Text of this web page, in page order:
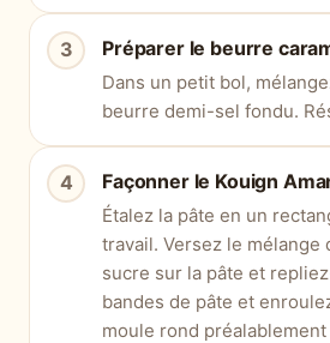
Préparer le beurre
Dans un petit bol,
beurre demi-sel fondu.
Façonner le Kouign
Étalez la pâte en un
travail. Versez le mélange
sucre sur la pâte et
bandes de pâte et
moule rond